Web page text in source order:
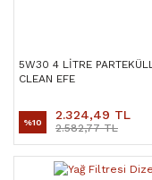
5W30 4 LİTRE
CLEAN EFE
%10 2.324,49 TL
2.582,77 TL